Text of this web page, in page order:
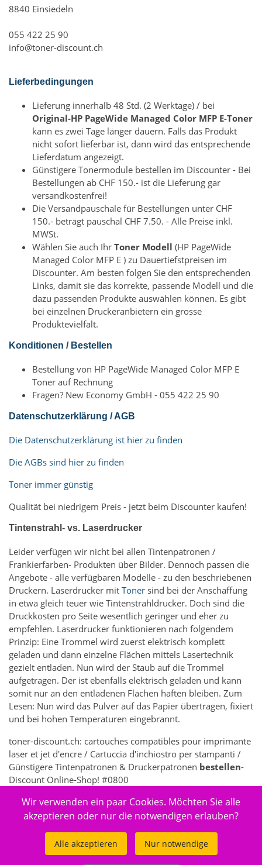
8840 Einsiedeln
055 422 25 90
info@toner-discount.ch
Lieferbedingungen
Lieferung innerhalb 48 Std. (2 Werktage) / bei
Original-HP PageWide Managed Color MFP E-Toner
kann es zwei Tage länger dauern. Falls das Produkt
nicht sofort lieferbar ist, dann wird das entsprechende
Lieferdatum angezeigt.
Günstigere Tonermodule bestellen im Discounter - Bei
Bestellungen ab CHF 150.- ist die Lieferung gar
versandkostenfrei!
Die Versandpauschale für Bestellungen unter CHF
150.- beträgt pauschal CHF 7.50. - Alle Preise inkl.
MWSt.
Wählen Sie auch Ihr Toner Modell (HP PageWide
Managed Color MFP E ) zu Dauertiefstpreisen im
Discounter. Am besten folgen Sie den entsprechenden
Links, damit sie das korrekte, passende Modell und die
dazu passenden Produkte auswählen können. Es gibt
bei einzelnen Druckeranbietern ein grosse
Produktevielfalt.
Konditionen / Bestellen
Bestellung von HP PageWide Managed Color MFP E
Toner auf Rechnung
Fragen? New Economy GmbH - 055 422 25 90
Datenschutzerklärung / AGB
Die Datenschutzerklärung ist hier zu finden
Die AGBs sind hier zu finden
Toner immer günstig
Qualität bei niedrigem Preis - jetzt beim Discounter kaufen!
Tintenstrahl- vs. Laserdrucker
Leider verfügen wir nicht bei allen Tintenpatronen /
Frankierfarben- Produkten über Bilder. Dennoch passen die
Angebote - alle verfügbaren Modelle - zu den beschriebenen
Druckern. Laserdrucker mit Toner sind bei der Anschaffung
in etwa gleich teuer wie Tintenstrahldrucker. Doch sind die
Druckkosten pro Seite wesentlich geringer und eher zu
empfehlen. Laserdrucker funktionieren nach folgendem
Prinzip: Eine Trommel wird zuerst elektrisch komplett
geladen und dann einzelne Flächen mittels Lasertechnik
gezielt entladen. Nun wird der Staub auf die Trommel
aufgetragen. Der ist ebenfalls elektrisch geladen und kann
somit nur an den entladenen Flächen haften bleiben. Zum
Lesen: Nun wird das Pulver auf das Papier übertragen, fixiert
und bei hohen Temperaturen eingebrannt.
toner-discount.ch: cartouches compatibles pour imprimante
laser et jet d'encre / Cartuccia d'inchiostro per stampanti /
Günstigere Tintenpatronen & Druckerpatronen bestellen-
Discount Online-Shop! #0800
356 - Elektronik > Drucken, Kopieren, Scannen & Faxen >
Zubehör Drucker, Kopierer & Faxgeräte > Drucker-
Wir verwenden ein paar Cookies. Möchten Sie alle
akzeptieren oder nur die notwendigen erlauben?
Alle akzeptieren Nur notwendige